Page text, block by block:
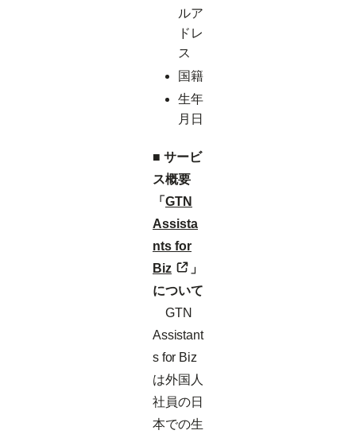
ルア
ドレ
ス
国籍
生年
月日
■ サービ
ス概要
「 GTN
Assista
nts for
Biz
」
について
GTN
Assistant
s for Biz
は外国人
社員の日
本での生